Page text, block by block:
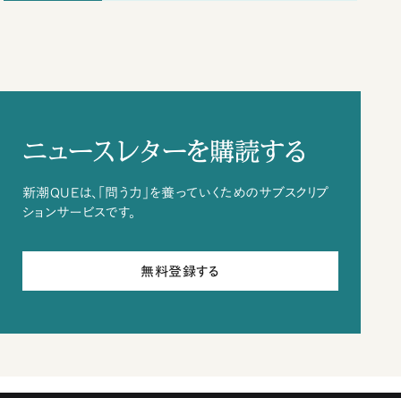
ニュースレターを購読する
新潮QUEは、「問う力」を養っていくためのサブスクリプ
ションサービスです。
無料登録する